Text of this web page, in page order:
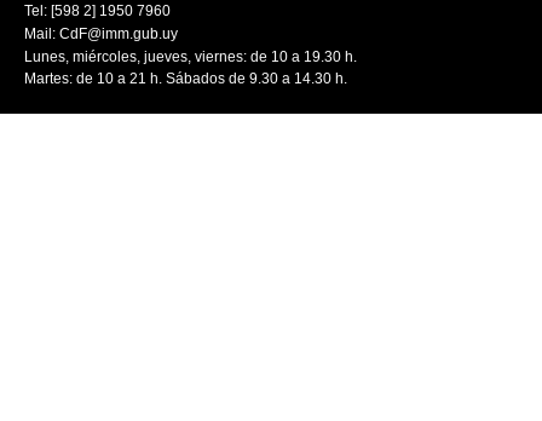
Tel: [598 2] 1950 7960
Mail: CdF@imm.gub.uy
Lunes, miércoles, jueves, viernes: de 10 a 19.30 h.
Martes: de 10 a 21 h. Sábados de 9.30 a 14.30 h.